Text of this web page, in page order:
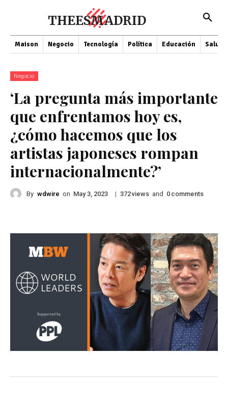
THEESMADRID
Maison Negocio Tecnología Política Educación Salud
Negocio
‘La pregunta más importante
que enfrentamos hoy es,
¿cómo hacemos que los
artistas japoneses rompan
internacionalmente?’
By wdwire on May 3, 2023 | 372views and 0 comments